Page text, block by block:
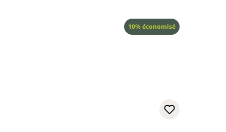
Réduction
10% économisé